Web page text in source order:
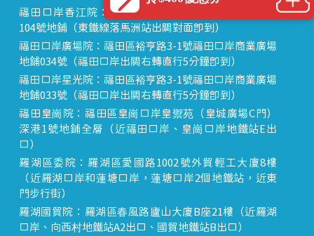
福田口岸香江院：福田區福田口岸正對面，海悅華城
104號地鋪（東鐵線落馬洲站出關對面即到）
福田口岸廣場院：福田區裕亨路3-1號福田口岸商業廣場
地鋪034號（福田口岸出關右轉直行5分鐘即到）
福田口岸星光院：福田區裕亨路3-1號福田口岸商業廣場
地鋪033號（福田口岸出關右轉直行5分鐘即到）
福田皇崗院：福田區皇崗口岸皇禦苑（皇城廣場C門）
深港1號地鋪全層（近福田口岸、皇崗口岸地鐵站E出
口）
羅湖區委院：羅湖區愛國路1002號外貿輕工大廈8樓
（近羅湖口岸和蓮塘口岸，蓮塘口岸2個地鐵站，近東
門步行街）
羅湖國貿院：羅湖區春風路廬山大廈B座21樓（近羅湖
口岸、向西村地鐵站A2出口、國貿地鐵站B出口）